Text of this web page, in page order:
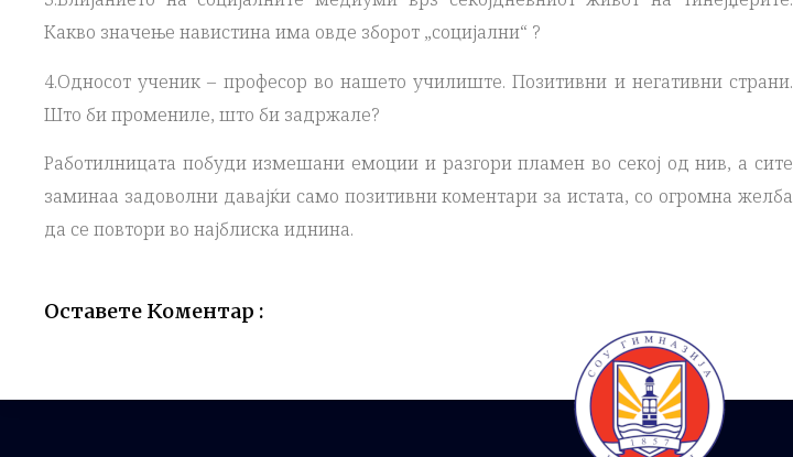
Какво значење навистина има овде зборот „социјални“ ?
4.Односот ученик – професор во нашето училиште. Позитивни и негативни страни.
Што би промениле, што би задржале?
Работилницата побуди измешани емоции и разгори пламен во секој од нив, а сите
заминаа задоволни давајќи само позитивни коментари за истата, со огромна желба
да се повтори во најблиска иднина.
Оставете Коментар :